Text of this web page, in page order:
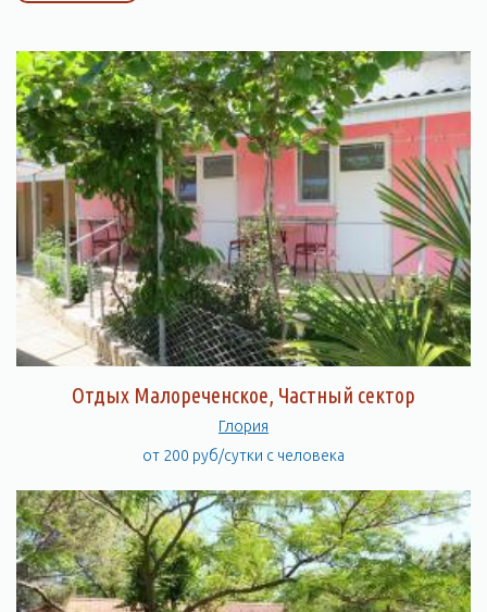
Отдых Малореченское, Частный сектор
Глория
от 200 руб/сутки с человека